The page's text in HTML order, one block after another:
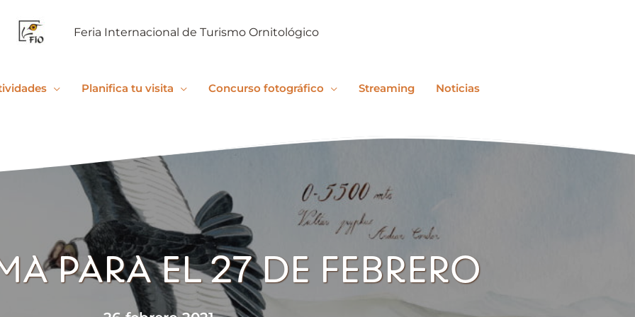
Feria Internacional de Turismo Ornitológico
Planifica tu visita Concurso fotográfico Streaming
Noticias
PARA EL 27 DE FEBRERO